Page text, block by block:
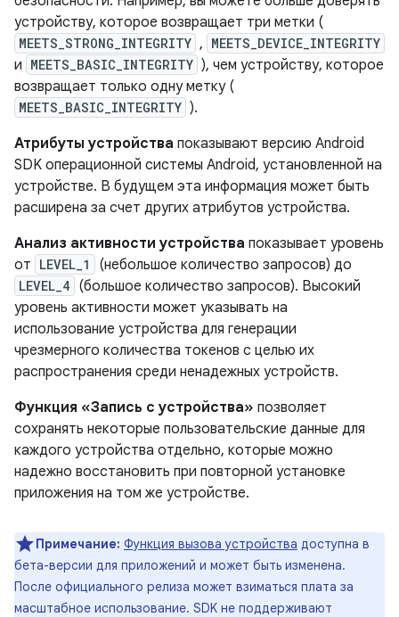
устройству, которое возвращает три метки (
MEETS_STRONG_INTEGRITY , MEETS_DEVICE_INTEGRITY
и MEETS_BASIC_INTEGRITY ), чем устройству, которое
возвращает только одну метку (
MEETS_BASIC_INTEGRITY ).
Атрибуты устройства показывают версию Android
SDK операционной системы Android, установленной на
устройстве. В будущем эта информация может быть
расширена за счет других атрибутов устройства.
Анализ активности устройства показывает уровень
от LEVEL_1 (небольшое количество запросов) до
LEVEL_4 (большое количество запросов). Высокий
уровень активности может указывать на
использование устройства для генерации
чрезмерного количества токенов с целью их
распространения среди ненадежных устройств.
Функция «Запись с устройства» позволяет
сохранять некоторые пользовательские данные для
каждого устройства отдельно, которые можно
надежно восстановить при повторной установке
приложения на том же устройстве.
Примечание: Функция вызова устройства доступна в
бета-версии для приложений и может быть изменена.
После официального релиза может взиматься плата за
масштабное использование. SDK не поддерживают